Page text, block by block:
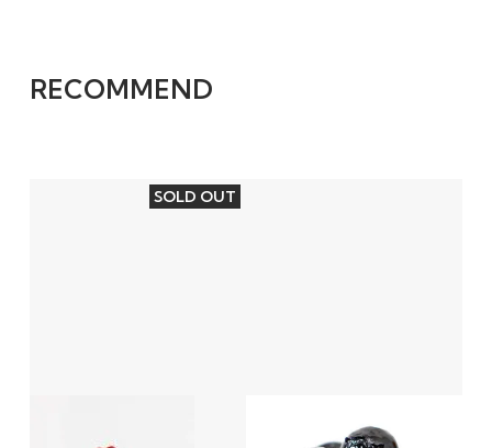
RECOMMEND
SOLD OUT